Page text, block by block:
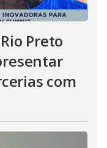
Preto
com